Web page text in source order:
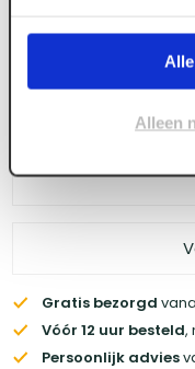
Alleen
Gratis bezorgd
Vóór 12 uur besteld,
Persoonlijk advies